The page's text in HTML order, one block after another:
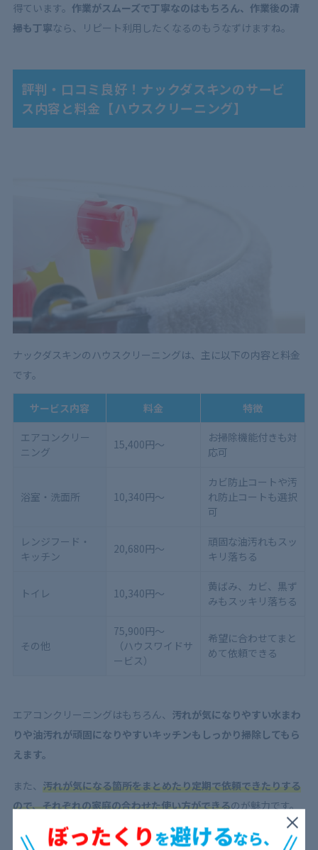
得ています。 作業がスムーズで丁寧なのはもちろん、作業後の清
掃も丁寧なら、リピート利用したくなるのもうなずけますね。
評判・口コミ良好！ナックダスキンのサービ
ス内容と料金【ハウスクリーニング】
ナックダスキンのハウスクリーニングは、主に以下の内容と料金
です。
サービス内容 料金 特徴
エアコンクリー
ニング
15,400円～
お掃除機能付きも対
応可
浴室・洗面所 10,340円～
カビ防止コートや汚
れ防止コートも選択
可
レンジフード・
キッチン
20,680円～
頑固な油汚れもスッ
キリ落ちる
トイレ 10,340円～
黄ばみ、カビ、黒ず
みもスッキリ落ちる
その他
75,900円～
（ハウスワイドサ
ービス）
希望に合わせてまと
めて依頼できる
エアコンクリーニングはもちろん、 汚れが気になりやすい水まわ
りや油汚れが頑固になりやすいキッチンもしっかり掃除してもら
えます。
また、 汚れが気になる箇所をまとめたり定期で依頼できたりする
ので、それぞれの家庭の合わせた使い方ができるのが魅力です。
ハウスクリーニングの料金については、以下の記事がオススメで